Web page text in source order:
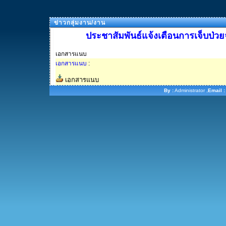
ข่าวกลุ่มงาน/งาน
ประชาสัมพันธ์แจ้งเตือนการเจ็บป่ว
เอกสารแนบ
เอกสารแนบ :
เอกสารแนบ
By :Administrator , Email :